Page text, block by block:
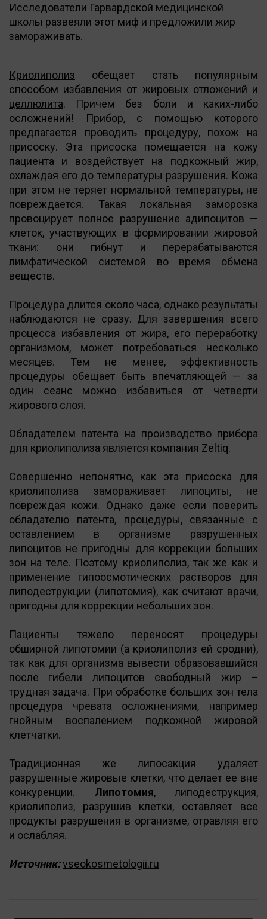
Исследователи Гарвардской медицинской
школы развеяли этот миф и предложили жир
замораживать.
Криолиполиз обещает стать популярным
способом избавления от жировых отложений и
целлюлита. Причем без боли и каких-либо
осложнений! Прибор, с помощью которого
предлагается проводить процедуру, похож на
присоску. Эта присоска помещается на кожу
пациента и воздействует на подкожный жир,
охлаждая его до температуры разрушения. Кожа
при этом не теряет нормальной температуры, не
повреждается. Такая локальная заморозка
провоцирует полное разрушение адипоцитов —
клеток, участвующих в формировании жировой
ткани: они гибнут и перерабатываются
лимфатической системой во время обмена
веществ.
Процедура длится около часа, однако результаты
наблюдаются не сразу. Для завершения всего
процесса избавления от жира, его переработку
организмом, может потребоваться несколько
месяцев. Тем не менее, эффективность
процедуры обещает быть впечатляющей — за
один сеанс можно избавиться от четверти
жирового слоя.
Обладателем патента на производство прибора
для криолиполиза является компания Zeltiq.
Совершенно непонятно, как эта присоска для
криолиполиза замораживает липоциты, не
повреждая кожи. Однако даже если поверить
обладателю патента, процедуры, связанные с
оставлением в организме разрушенных
липоцитов не пригодны для коррекции больших
зон на теле. Поэтому криолиполиз, так же как и
применение гипоосмотических растворов для
липодеструкции (липотомия), как считают врачи,
пригодны для коррекции небольших зон.
Пациенты тяжело переносят процедуры
обширной липотомии (а криолиполиз ей сродни),
так как для организма вывести образовавшийся
после гибели липоцитов свободный жир –
трудная задача. При обработке больших зон тела
процедура чревата осложнениями, например
гнойным воспалением подкожной жировой
клетчатки.
Традиционная же липосакция удаляет
разрушенные жировые клетки, что делает ее вне
конкуренции. Липотомия, липодеструкция,
криолиполиз, разрушив клетки, оставляет все
продукты разрушения в организме, отравляя его
и ослабляя.
Источник:vseokosmetologii.ru